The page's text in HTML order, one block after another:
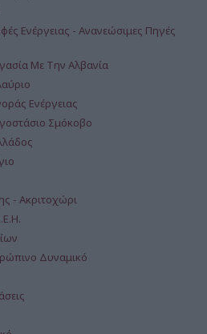
Ενέργειας - Ανανεώσιμες Πηγές
Με Την Αλβανία
Ενέργειας
Σμόκοβο
- Ακριτοχώρι
Δυναμικό